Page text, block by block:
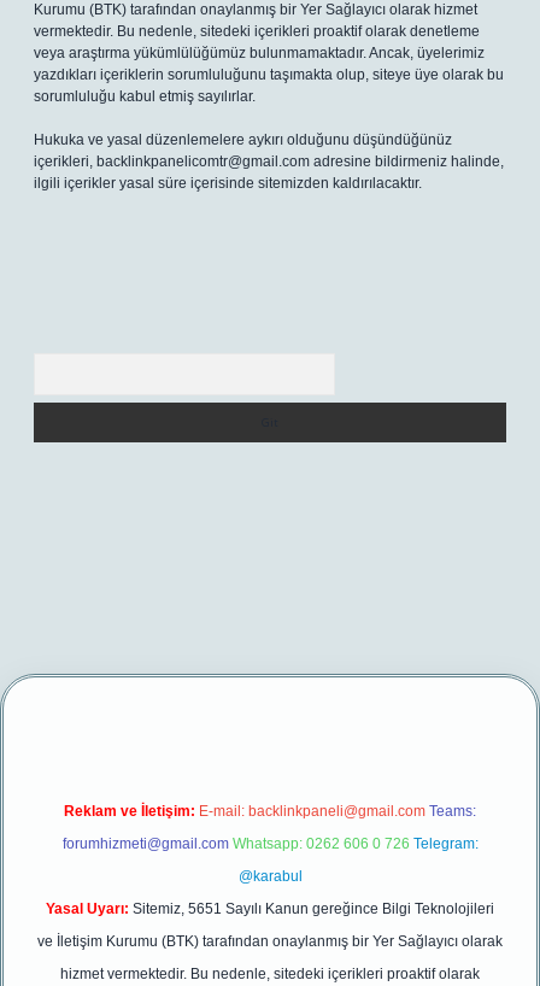
Kurumu (BTK) tarafından onaylanmış bir Yer Sağlayıcı olarak hizmet
vermektedir. Bu nedenle, sitedeki içerikleri proaktif olarak denetleme
veya araştırma yükümlülüğümüz bulunmamaktadır. Ancak, üyelerimiz
yazdıkları içeriklerin sorumluluğunu taşımakta olup, siteye üye olarak bu
sorumluluğu kabul etmiş sayılırlar.
Hukuka ve yasal düzenlemelere aykırı olduğunu düşündüğünüz
içerikleri, backlinkpanelicomtr@gmail.com adresine bildirmeniz halinde,
ilgili içerikler yasal süre içerisinde sitemizden kaldırılacaktır.
betexper yeni giriş
Reklam ve İletişim: E-mail: backlinkpaneli@gmail.com Teams:
forumhizmeti@gmail.com Whatsapp: 0262 606 0 726 Telegram:
@karabul
Yasal Uyarı: Sitemiz, 5651 Sayılı Kanun gereğince Bilgi Teknolojileri
ve İletişim Kurumu (BTK) tarafından onaylanmış bir Yer Sağlayıcı olarak
hizmet vermektedir. Bu nedenle, sitedeki içerikleri proaktif olarak